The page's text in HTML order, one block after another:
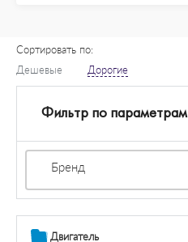
Сортировать по:
Дешевые
Дорогие
Фильтр по параметрам
Бренд
Двигатель